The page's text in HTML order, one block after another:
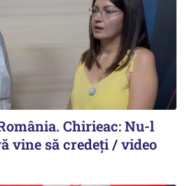
Chirieac: Nu-l
vine să credeți / video